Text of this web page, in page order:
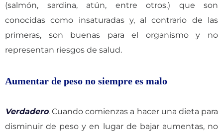
(salmón, sardina, atún, entre otros.) que son
conocidas como insaturadas y, al contrario de las
primeras, son buenas para el organismo y no
representan riesgos de salud.
Aumentar de peso no siempre es malo
Verdadero. Cuando comienzas a hacer una dieta para
disminuir de peso y en lugar de bajar aumentas, no